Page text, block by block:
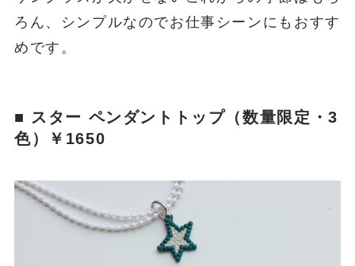
ろん、シンプルなのでお仕事シーンにもおすす
めです。
■ スター ペンダントトップ（数量限定・3
色）￥1650